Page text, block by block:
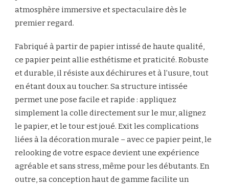
atmosphère immersive et spectaculaire dès le
premier regard.
Fabriqué à partir de papier intissé de haute qualité,
ce papier peint allie esthétisme et praticité. Robuste
et durable, il résiste aux déchirures et à l’usure, tout
en étant doux au toucher. Sa structure intissée
permet une pose facile et rapide : appliquez
simplement la colle directement sur le mur, alignez
le papier, et le tour est joué. Exit les complications
liées à la décoration murale – avec ce papier peint, le
relooking de votre espace devient une expérience
agréable et sans stress, même pour les débutants. En
outre, sa conception haut de gamme facilite un